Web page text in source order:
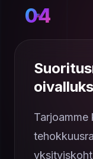
04
Tarjoamme